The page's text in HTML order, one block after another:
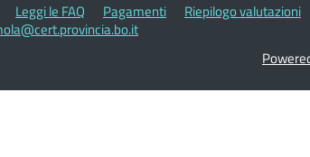
Leggi le FAQ Pagamenti Riepilogo valutazioni